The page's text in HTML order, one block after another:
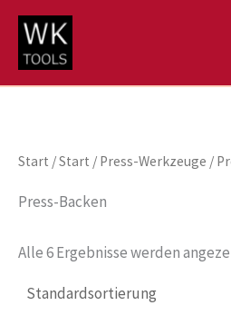
Zum
Inhalt
springen
Start /Start / Press-Werkzeuge /
Press-Backen
Alle 6 Ergebnisse werden